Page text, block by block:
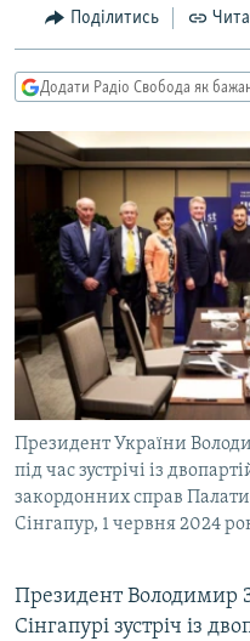
Перейти
до
пошуку
СУСПІЛЬСТВО
УКРАЇНА
ДОНБАС.РЕАЛІЇ
ТИ ЯК?
СХЕМИ
КИТАЙ.ВИКЛИКИ
МУЛЬТИМЕДІА
ФОТО
СПЕЦПРОЄКТИ
ПОДКАСТИ
КРИМ РЕАЛІЇ
РУС
УКР
ДОЛУЧАЙСЯ!
Поділитись
Додати Радіо Свобода як
Президент України
під час зустрічі із
закордонних справ
Сінгапур, 1 червня 2024
Президент Володимир
Сінгапурі зустріч із